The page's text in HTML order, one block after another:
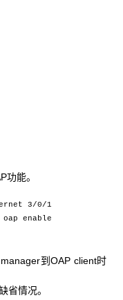
能。
3/0/1
oap enable
到OAP client时
省情况。